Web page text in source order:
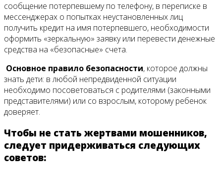
сообщение потерпевшему по телефону, в переписке в
мессенджерах о попытках неустановленных лиц
получить кредит на имя потерпевшего, необходимости
оформить «зеркальную» заявку или перевести денежные
средства на «безопасные» счета.
Основное правило безопасности, которое должны
знать дети: в любой непредвиденной ситуации
необходимо посоветоваться с родителями (законными
представителями) или со взрослым, которому ребенок
доверяет.
Чтобы не стать жертвами мошенников,
следует придерживаться следующих
советов: